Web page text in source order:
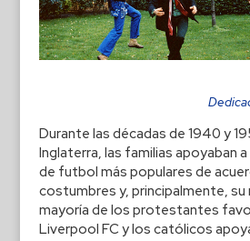
Durante las décadas de 1940 y
Inglaterra, las familias apoyaban
de futbol más populares de
costumbres y, principalmente, su
mayoría de los protestantes
Liverpool FC y los católicos